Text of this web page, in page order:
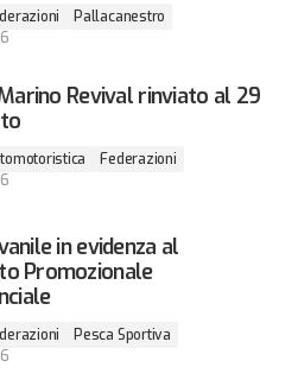
Pallacanestro
Revival rinviato al 29
Federazioni
in evidenza al
Promozionale
Pesca Sportiva